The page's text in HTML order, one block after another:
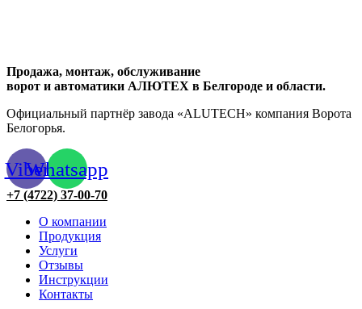
Продажа, монтаж, обслуживание
ворот и автоматики АЛЮТЕХ в Белгороде и области.
Официальный партнёр завода «ALUTECH» компания Ворота
Белогорья.
ViberWhatsapp
+7 (4722) 37-00-70
О компании
Продукция
Услуги
Отзывы
Инструкции
Контакты